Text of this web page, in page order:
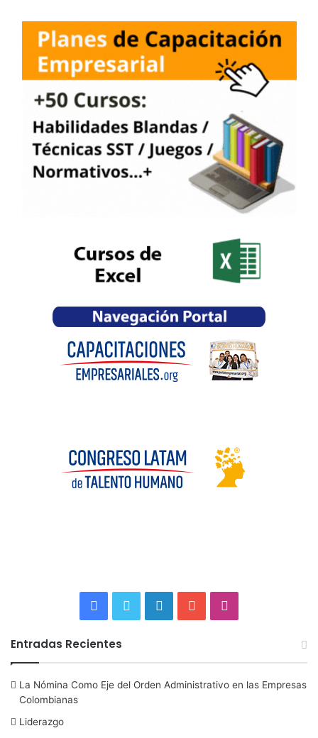
c
e
i
t
n
k
u
T
s
t
Entradas Recientes
La Nómina Como Eje del Orden Administrativo en las Empresas
Colombianas
Liderazgo